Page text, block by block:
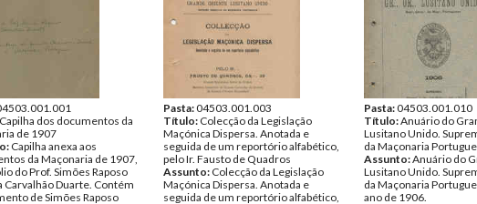
Capilha dos documentos da
de 1907
Capilha anexa aos
da Maçonaria de 1907,
do Prof. Simões Raposo
Carvalhão Duarte. Contém
de Simões Raposo
Pasta:04503.001.003
Título: Colecção da Legislação
Maçónica Dispersa. Anotada e
seguida de um reportório alfabético,
pelo Ir. Fausto de Quadros
Assunto: Colecção da Legislação
Maçónica Dispersa. Anotada e
seguida de um reportório alfabético,
Pasta:04503.001.010
Título:Anuário do
Lusitano Unido.
da Maçonaria
Assunto:Anuário do
Lusitano Unido.
da Maçonaria
ano de 1906.